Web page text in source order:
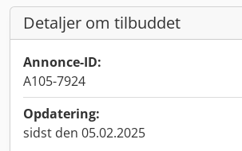
Detaljer om tilbuddet
Annonce-ID:
A105-7924
Opdatering:
sidst den 05.02.2025